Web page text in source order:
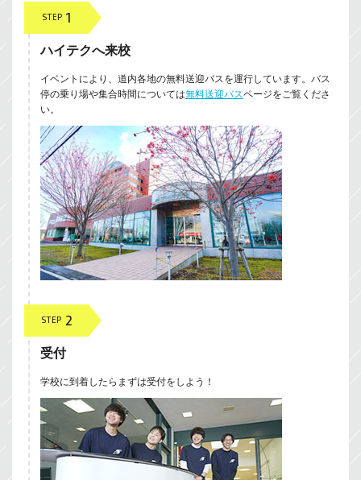
STEP 1
ハイテクへ来校
イベントにより、道内各地の無料送迎バスを運行しています。バス
停の乗り場や集合時間については無料送迎バスページをご覧くださ
い。
STEP 2
受付
学校に到着したらまずは受付をしよう！